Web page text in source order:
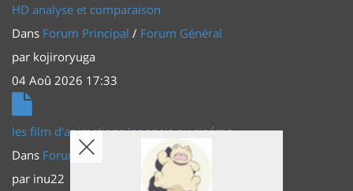
HD analyse et comparaison
Dans Forum Principal / Forum Général
par kojiroryuga
04 Aoû 2026 17:33
les film d'animations Japonais au cinéma
Dans Forum Principal
Actus (TV, vidéo, web)
par inu22